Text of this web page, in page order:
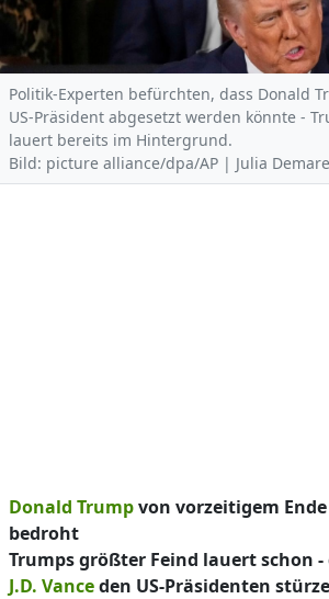
Politik-Experten befürchten, dass Donald
US-Präsident abgesetzt werden könnte -
lauert bereits im Hintergrund.
Bild: picture alliance/dpa/AP | Julia
Donald Trumpvon vorzeitigem
bedroht
Trumps größter Feind lauert schon
J.D. Vanceden US-Präsidenten